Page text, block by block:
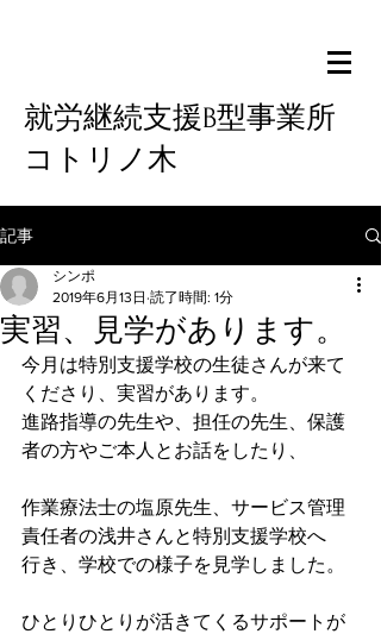
就労継続支援B型事業所
コトリノ木
記事
実習、見学があります。
シンポ
2019年6月13日 読了時間: 1分
今月は特別支援学校の生徒さんが来て
くださり、実習があります。
進路指導の先生や、担任の先生、保護
者の方やご本人とお話をしたり、
作業療法士の塩原先生、サービス管理
責任者の浅井さんと特別支援学校へ
行き、学校での様子を見学しました。
ひとりひとりが活きてくるサポートが